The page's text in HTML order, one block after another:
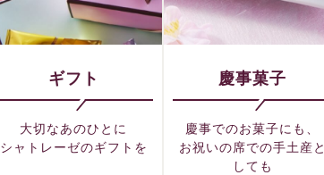
ギフト
大切なあのひとに
シャトレーゼのギフトを
慶事菓子
慶事でのお菓子にも、
お祝いの席での手土産と
しても